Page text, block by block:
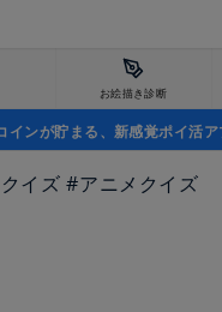
お絵描き診断
ンが貯まる、新感覚ポイ活
イズ #アニメクイズ